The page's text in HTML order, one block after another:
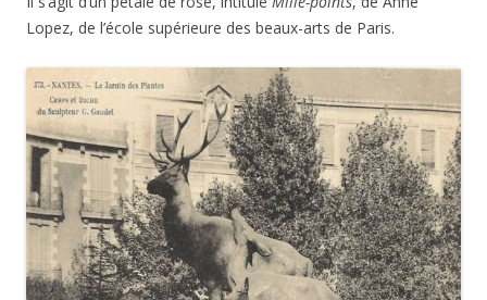
Lopez, de l’école supérieure des beaux-arts de Paris.